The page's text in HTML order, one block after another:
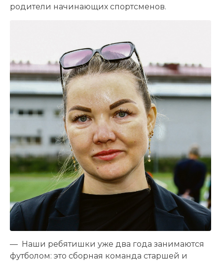
родители начинающих спортсменов.
— Наши ребятишки уже два года занимаются
футболом: это сборная команда старшей и